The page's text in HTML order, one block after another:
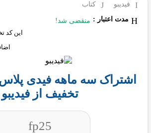
فیدیبو
کتاب
مدت اعتبار : منقضی شد!
این کد
تخفیف از فیدیبو
fp25